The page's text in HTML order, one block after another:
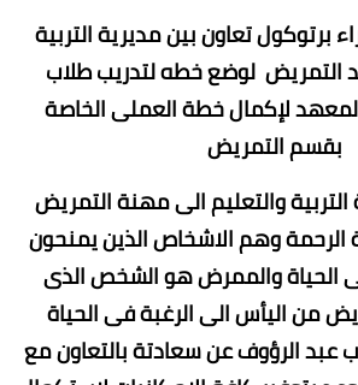
برتوكول تعاون بين مديرية التربية
التمريض لوضع خطه لتدريب طلاب
لإكمال خطة العملى الخاصة
بقسم التمريض
والتعليم الى مهنة التمريض
الرحمة وهم الاشخاص الذين يمنحون
الحياة والممرض هو الشخص الذى
من اليأس الى الرغبة فى الحياة
عبد الرؤوف عن سعادتة بالتعاون مع